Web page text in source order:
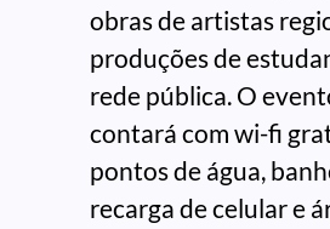
obras de artistas
produções de
rede pública. O
contará com wi-fi
pontos de água,
recarga de celular e